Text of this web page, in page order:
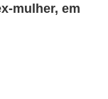
mulher, em